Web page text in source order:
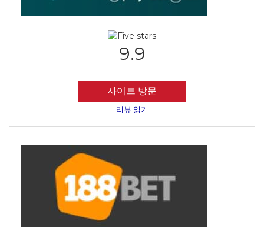
9.9
사이트 방문
리뷰 읽기